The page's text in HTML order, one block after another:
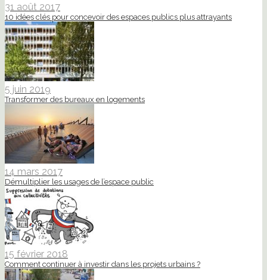
31 août 2017
10 idées clés pour concevoir des espaces publics plus attrayants
5 juin 2019
Transformer des bureaux en logements
14 mars 2017
Démultiplier les usages de l’espace public
15 février 2018
Comment continuer à investir dans les projets urbains ?